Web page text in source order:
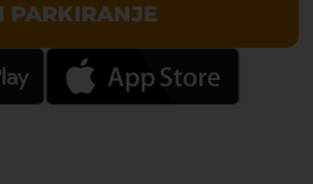
PARKIRANJE